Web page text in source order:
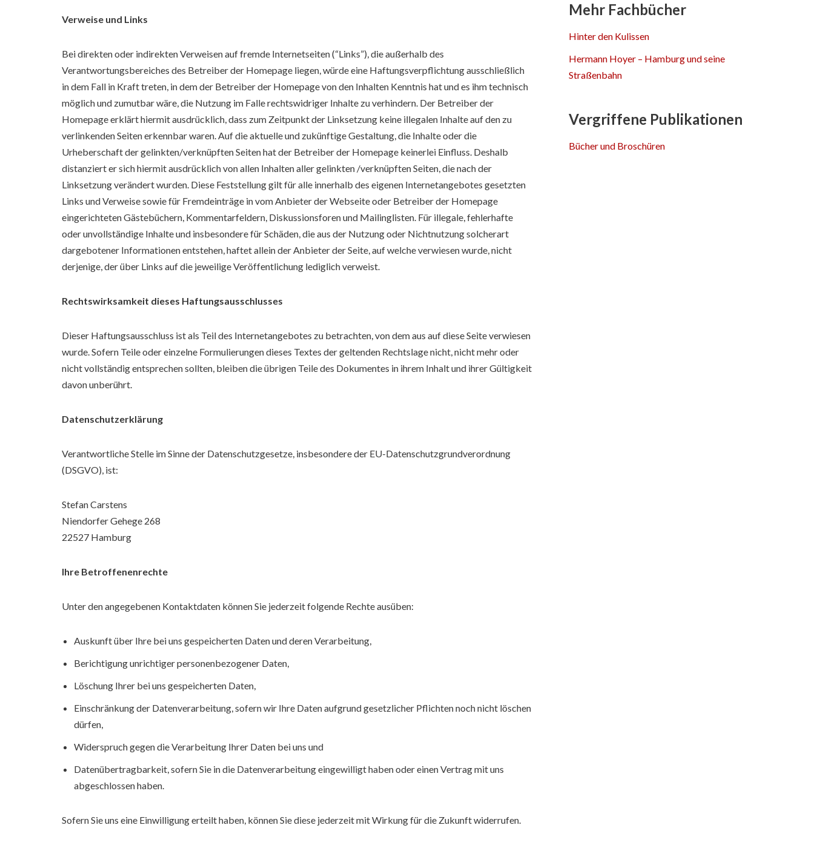
Verweise und Links
Bei direkten oder indirekten Verweisen auf fremde Internetseiten (“Links”), die außerhalb des
Verantwortungsbereiches des Betreiber der Homepage liegen, würde eine Haftungsverpflichtung ausschließlich
in dem Fall in Kraft treten, in dem der Betreiber der Homepage von den Inhalten Kenntnis hat und es ihm technisch
möglich und zumutbar wäre, die Nutzung im Falle rechtswidriger Inhalte zu verhindern. Der Betreiber der
Homepage erklärt hiermit ausdrücklich, dass zum Zeitpunkt der Linksetzung keine illegalen Inhalte auf den zu
verlinkenden Seiten erkennbar waren. Auf die aktuelle und zukünftige Gestaltung, die Inhalte oder die
Urheberschaft der gelinkten/verknüpften Seiten hat der Betreiber der Homepage keinerlei Einfluss. Deshalb
distanziert er sich hiermit ausdrücklich von allen Inhalten aller gelinkten /verknüpften Seiten, die nach der
Linksetzung verändert wurden. Diese Feststellung gilt für alle innerhalb des eigenen Internetangebotes gesetzten
Links und Verweise sowie für Fremdeinträge in vom Anbieter der Webseite oder Betreiber der Homepage
eingerichteten Gästebüchern, Kommentarfeldern, Diskussionsforen und Mailinglisten. Für illegale, fehlerhafte
oder unvollständige Inhalte und insbesondere für Schäden, die aus der Nutzung oder Nichtnutzung solcherart
dargebotener Informationen entstehen, haftet allein der Anbieter der Seite, auf welche verwiesen wurde, nicht
derjenige, der über Links auf die jeweilige Veröffentlichung lediglich verweist.
Rechtswirksamkeit dieses Haftungsausschlusses
Dieser Haftungsausschluss ist als Teil des Internetangebotes zu betrachten, von dem aus auf diese Seite verwiesen
wurde. Sofern Teile oder einzelne Formulierungen dieses Textes der geltenden Rechtslage nicht, nicht mehr oder
nicht vollständig entsprechen sollten, bleiben die übrigen Teile des Dokumentes in ihrem Inhalt und ihrer Gültigkeit
davon unberührt.
Datenschutzerklärung
Verantwortliche Stelle im Sinne der Datenschutzgesetze, insbesondere der EU-Datenschutzgrundverordnung
(DSGVO), ist:
Stefan Carstens
Niendorfer Gehege 268
22527 Hamburg
Ihre Betroffenenrechte
Unter den angegebenen Kontaktdaten können Sie jederzeit folgende Rechte ausüben:
Auskunft über Ihre bei uns gespeicherten Daten und deren Verarbeitung,
Berichtigung unrichtiger personenbezogener Daten,
Löschung Ihrer bei uns gespeicherten Daten,
Einschränkung der Datenverarbeitung, sofern wir Ihre Daten aufgrund gesetzlicher Pflichten noch nicht löschen
dürfen,
Widerspruch gegen die Verarbeitung Ihrer Daten bei uns und
Datenübertragbarkeit, sofern Sie in die Datenverarbeitung eingewilligt haben oder einen Vertrag mit uns
abgeschlossen haben.
Sofern Sie uns eine Einwilligung erteilt haben, können Sie diese jederzeit mit Wirkung für die Zukunft widerrufen.
Mehr Fachbücher
Hinter den Kulissen
Hermann Hoyer – Hamburg und seine
Straßenbahn
Vergriffene Publikationen
Bücher und Broschüren